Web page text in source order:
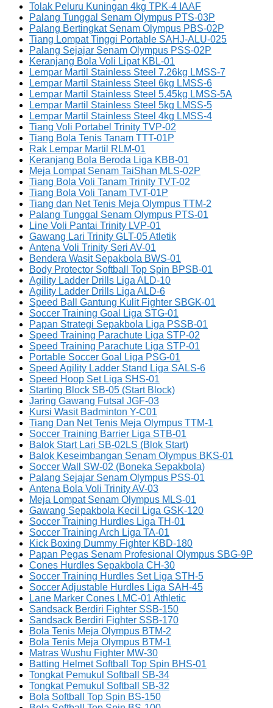
Tolak Peluru Kuningan 4kg TPK-4 IAAF
Palang Tunggal Senam Olympus PTS-03P
Palang Bertingkat Senam Olympus PBS-02P
Tiang Lompat Tinggi Portable SAHJ-ALU-025
Palang Sejajar Senam Olympus PSS-02P
Keranjang Bola Voli Lipat KBL-01
Lempar Martil Stainless Steel 7.26kg LMSS-7
Lempar Martil Stainless Steel 6kg LMSS-6
Lempar Martil Stainless Steel 5.45kg LMSS-5A
Lempar Martil Stainless Steel 5kg LMSS-5
Lempar Martil Stainless Steel 4kg LMSS-4
Tiang Voli Portabel Trinity TVP-02
Tiang Bola Tenis Tanam TTT-01P
Rak Lempar Martil RLM-01
Keranjang Bola Beroda Liga KBB-01
Meja Lompat Senam TaiShan MLS-02P
Tiang Bola Voli Tanam Trinity TVT-02
Tiang Bola Voli Tanam TVT-01P
Tiang dan Net Tenis Meja Olympus TTM-2
Palang Tunggal Senam Olympus PTS-01
Line Voli Pantai Trinity LVP-01
Gawang Lari Trinity GLT-05 Atletik
Antena Voli Trinity Seri AV-01
Bendera Wasit Sepakbola BWS-01
Body Protector Softball Top Spin BPSB-01
Agility Ladder Drills Liga ALD-10
Agility Ladder Drills Liga ALD-6
Speed Ball Gantung Kulit Fighter SBGK-01
Soccer Training Goal Liga STG-01
Papan Strategi Sepakbola Liga PSSB-01
Speed Training Parachute Liga STP-02
Speed Training Parachute Liga STP-01
Portable Soccer Goal Liga PSG-01
Speed Agility Ladder Stand Liga SALS-6
Speed Hoop Set Liga SHS-01
Starting Block SB-05 (Start Block)
Jaring Gawang Futsal JGF-03
Kursi Wasit Badminton Y-C01
Tiang Dan Net Tenis Meja Olympus TTM-1
Soccer Training Barrier Liga STB-01
Balok Start Lari SB-02LS (Blok Start)
Balok Keseimbangan Senam Olympus BKS-01
Soccer Wall SW-02 (Boneka Sepakbola)
Palang Sejajar Senam Olympus PSS-01
Antena Bola Voli Trinity AV-03
Meja Lompat Senam Olympus MLS-01
Gawang Sepakbola Kecil Liga GSK-120
Soccer Training Hurdles Liga TH-01
Soccer Training Arch Liga TA-01
Kick Boxing Dummy Fighter KBD-180
Papan Pegas Senam Profesional Olympus SBG-9P
Cones Hurdles Sepakbola CH-30
Soccer Training Hurdles Set Liga STH-5
Soccer Adjustable Hurdles Liga SAH-45
Lane Marker Cones LMC-01 Athletic
Sandsack Berdiri Fighter SSB-150
Sandsack Berdiri Fighter SSB-170
Bola Tenis Meja Olympus BTM-2
Bola Tenis Meja Olympus BTM-1
Matras Wushu Fighter MW-30
Batting Helmet Softball Top Spin BHS-01
Tongkat Pemukul Softball SB-34
Tongkat Pemukul Softball SB-32
Bola Softball Top Spin BS-150